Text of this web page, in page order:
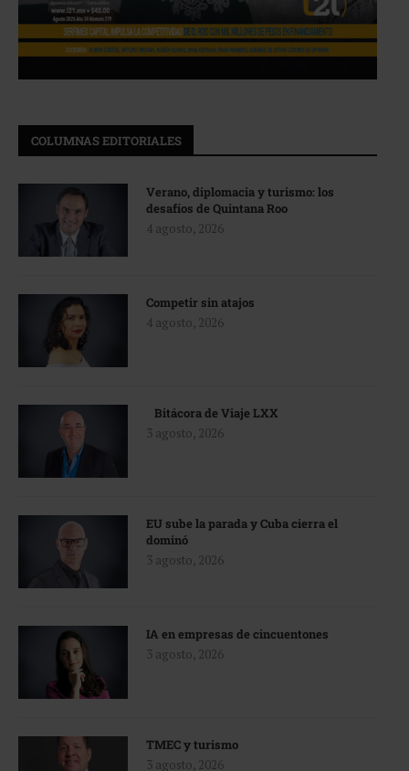
COLUMNAS EDITORIALES
Verano, diplomacia y turismo: los
desafíos de Quintana Roo
4 agosto, 2026
Competir sin atajos
4 agosto, 2026
Bitácora de Viaje LXX
3 agosto, 2026
EU sube la parada y Cuba cierra el
dominó
3 agosto, 2026
IA en empresas de cincuentones
3 agosto, 2026
TMEC y turismo
3 agosto, 2026